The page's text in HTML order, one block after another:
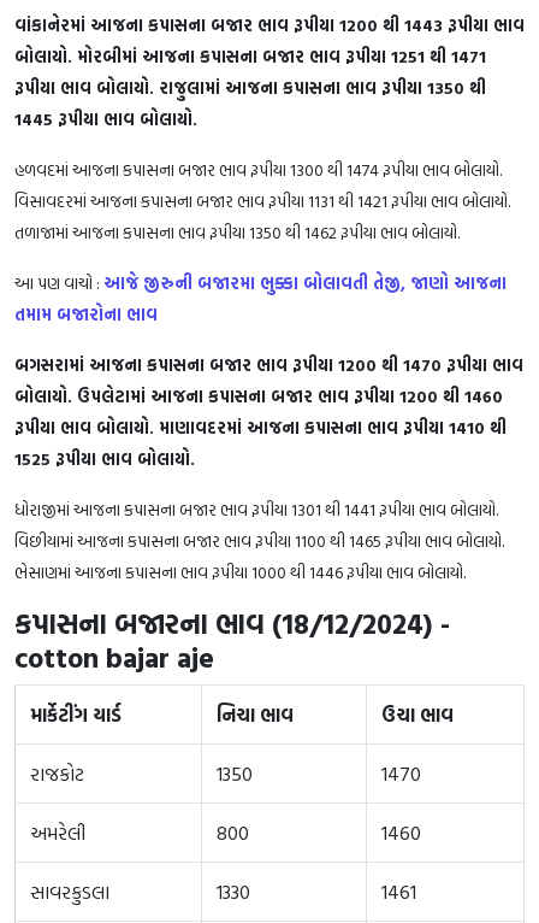
વાંકાનેરમાં આજના કપાસના બજાર ભાવ રૂપીયા 1200 થી 1443 રૂપીયા ભાવ
બોલાયો. મોરબીમાં આજના કપાસના બજાર ભાવ રૂપીયા 1251 થી 1471
રૂપીયા ભાવ બોલાયો. રાજુલામાં આજના કપાસના ભાવ રૂપીયા 1350 થી
1445 રૂપીયા ભાવ બોલાયો.
હળવદમાં આજના કપાસના બજાર ભાવ રૂપીયા 1300 થી 1474 રૂપીયા ભાવ બોલાયો.
વિસાવદરમાં આજના કપાસના બજાર ભાવ રૂપીયા 1131 થી 1421 રૂપીયા ભાવ બોલાયો.
તળાજામાં આજના કપાસના ભાવ રૂપીયા 1350 થી 1462 રૂપીયા ભાવ બોલાયો.
આ પણ વાચો : આજે જીરુની બજારમા ભુક્કા બોલાવતી તેજી, જાણો આજના
તમામ બજારોના ભાવ
બગસરામાં આજના કપાસના બજાર ભાવ રૂપીયા 1200 થી 1470 રૂપીયા ભાવ
બોલાયો. ઉપલેટામાં આજના કપાસના બજાર ભાવ રૂપીયા 1200 થી 1460
રૂપીયા ભાવ બોલાયો. માણાવદરમાં આજના કપાસના ભાવ રૂપીયા 1410 થી
1525 રૂપીયા ભાવ બોલાયો.
ધોરાજીમાં આજના કપાસના બજાર ભાવ રૂપીયા 1301 થી 1441 રૂપીયા ભાવ બોલાયો.
વિછીયામાં આજના કપાસના બજાર ભાવ રૂપીયા 1100 થી 1465 રૂપીયા ભાવ બોલાયો.
ભેસાણમાં આજના કપાસના ભાવ રૂપીયા 1000 થી 1446 રૂપીયા ભાવ બોલાયો.
કપાસના બજારના ભાવ (18/12/2024) -
cotton bajar aje
માર્કેટીંગ યાર્ડ નિચા ભાવ ઉચા ભાવ
રાજકોટ 1350 1470
અમરેલી 800 1460
સાવરકુડલા 1330 1461